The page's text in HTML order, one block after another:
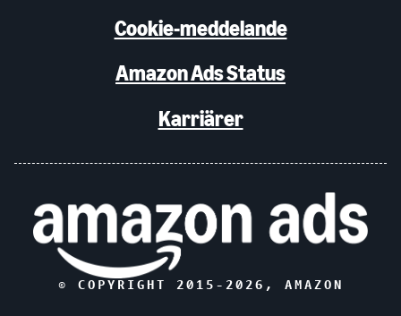
Cookie-meddelande
Amazon Ads Status
Karriärer
© COPYRIGHT 2015- 2026 , AMAZON